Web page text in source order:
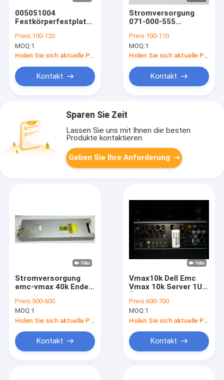
005051004
Festkörperfestplattenlaufwerk
10K 600G 15K 3,5
Preis:100-120
MOQ:1
Holen Sie sich aktuelle Preis
Kontakt
Stromversorgung
071-000-555
Vmax 20k 071000555
800W
Preis:100-110
MOQ:1
Holen Sie sich aktuelle Preis
Kontakt
Sparen Sie Zeit
Lassen Sie uns mit Ihnen die besten
Produkte kontaktieren.
Geben Sie Ihre Anforderung
Stromversorgung
emc-vmax 40k Ende
078000080 078-000-
080 2200W
Preis:500-600
MOQ:1
Kontakt
Vmax10k Dell Emc
Vmax 10k Server 1U
Teilnummern-090-
000-218
Preis:600-700
MOQ:1
Kontakt